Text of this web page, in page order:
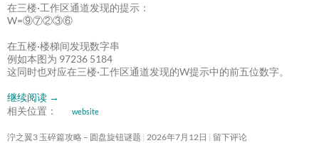
在三楼·工作区通道发现的提示：
W=⑨⑦②③⑥
在五楼·楼梯间发现数字串
例如本图为 97236 5184
这同时也对应在三楼·工作区通道发现的W提示中的前五位数字。
继续阅读 →
相关位置：
website
泞之翼3 玉碎篇攻略 – 圆盘旋钮谜题 2026年7月12日 留下评论